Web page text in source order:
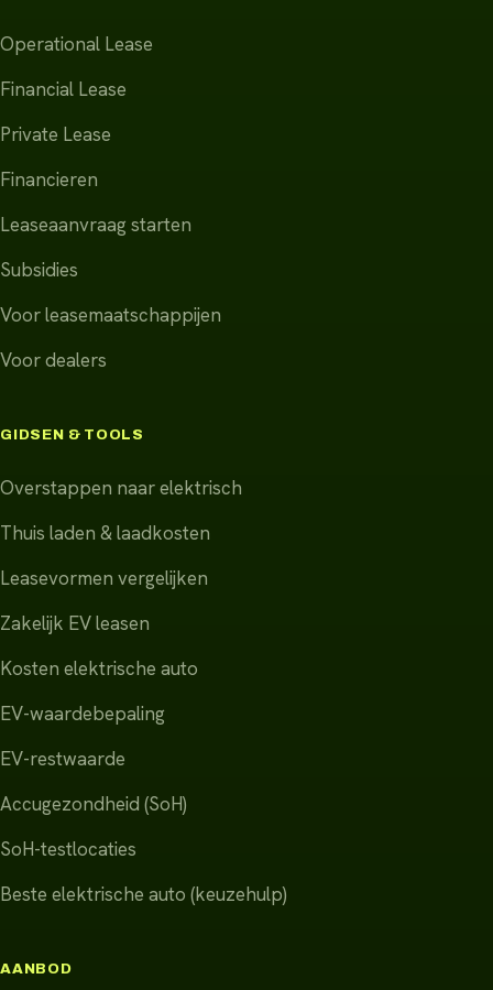
Operational Lease
Financial Lease
Private Lease
Financieren
Leaseaanvraag starten
Subsidies
Voor leasemaatschappijen
Voor dealers
GIDSEN & TOOLS
Overstappen naar elektrisch
Thuis laden & laadkosten
Leasevormen vergelijken
Zakelijk EV leasen
Kosten elektrische auto
EV-waardebepaling
EV-restwaarde
Accugezondheid (SoH)
SoH-testlocaties
Beste elektrische auto (keuzehulp)
AANBOD